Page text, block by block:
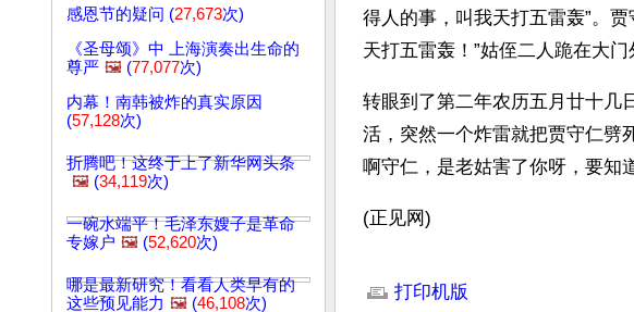
感恩节的疑问 (27,673次)
《圣母颂》中 上海演奏出生命的
尊严 🖼️ (77,077次)
内幕！南韩被炸的真实原因
(57,128次)
折腾吧！这终于上了新华网头条
🖼️ (34,119次)
一碗水端平！毛泽东嫂子是革命
专嫁户 🖼️ (52,620次)
哪是最新研究！看看人类早有的
这些预见能力 🖼️ (46,108次)
得人的事，叫我天打五雷轰”。
天打五雷轰！”姑侄二人跪在大
转眼到了第二年农历五月廿十几
活，突然一个炸雷就把贾守仁劈
啊守仁，是老姑害了你呀，要知
(正见网)
打印机版